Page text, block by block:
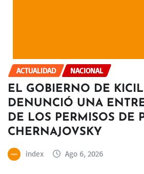
ACTUALIDAD NACIONAL
EL GOBIERNO DE
DENUNCIÓ UNA
DE LOS PERMISOS DE
CHERNAJOVSKY
index Ago 6, 2026